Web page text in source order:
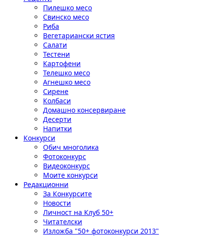
Пилешко месо
Свинско месо
Риба
Вегетариански ястия
Салати
Тестени
Картофени
Телешко месо
Агнешко месо
Сирене
Колбаси
Домашно консервиране
Десерти
Напитки
Конкурси
Обич многолика
Фотоконкурс
Видеоконкурс
Моите конкурси
Редакционни
За Конкурсите
Новости
Личност на Клуб 50+
Читателски
Изложба "50+ фотоконкурси 2013"